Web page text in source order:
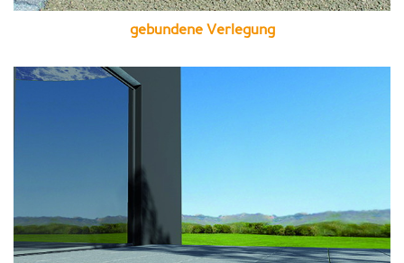
gebundene Verlegung